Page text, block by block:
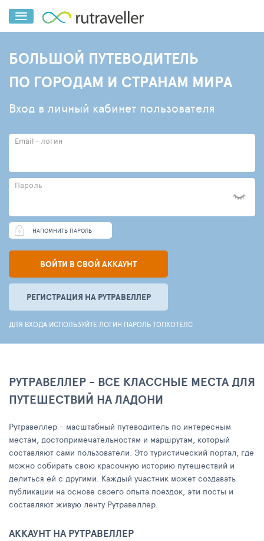
БОЛЬШОЙ ПУТЕВОДИТЕЛЬ
ПО ГОРОДАМ И СТРАНАМ МИРА
Вход в личный кабинет пользователя
Email - логин
Пароль
НАПОМНИТЬ ПАРОЛЬ
ВОЙТИ В СВОЙ АККАУНТ
РЕГИСТРАЦИЯ НА РУТРАВЕЛЛЕР
ДЛЯ ВХОДА ИСПОЛЬЗУЙТЕ ЛОГИН ПАРОЛЬ ТОПХОТЕЛС
РУТРАВЕЛЛЕР - ВСЕ КЛАССНЫЕ МЕСТА ДЛЯ
ПУТЕШЕСТВИЙ НА ЛАДОНИ
Рутравеллер - масштабный путеводитель по интересным
местам, достопримечательностям и маршрутам, который
составляют сами пользователи. Это туристический портал, где
можно собирать свою красочную историю путешествий и
делиться ей с другими. Каждый участник может создавать
публикации на основе своего опыта поездок, эти посты и
составляют живую ленту Рутравеллер.
АККАУНТ НА РУТРАВЕЛЛЕР